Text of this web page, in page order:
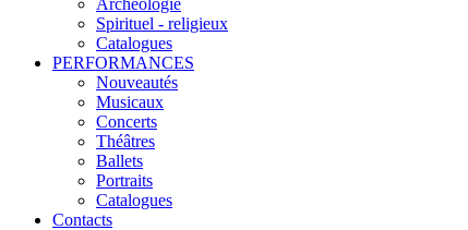
Archéologie
Spirituel - religieux
Catalogues
PERFORMANCES
Nouveautés
Musicaux
Concerts
Théâtres
Ballets
Portraits
Catalogues
Contacts